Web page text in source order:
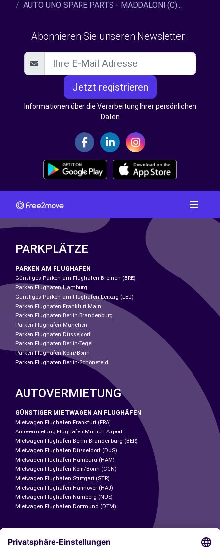
AUTO UNO SPARE PARTS - MADDALONI (C)...
Abonnieren Sie unseren Newsletter :
Jetzt registrieren
Informationen über die Verarbeitung Ihrer persönlichen
Daten
PARKPLÄTZE
PARKEN AM FLUGHAFEN
Günstiges Parken am Flughafen Bremen (BRE)
Parken Flughafen Hamburg
Günstiges Parken am Flughafen Leipzig (LEJ)
Parken Flughafen Frankfurt Main
Parken Flughafen Berlin Brandenburg
Parken Flughafen München
Parken Flughafen Düsseldorf
Parken Flughafen Berlin-Tegel
Parken Flughafen Köln/Bonn
Parken Flughafen Berlin-Schönefeld
AUTOVERMIETUNG
GÜNSTIGER MIETWAGEN AN FLUGHÄFEN
Mietwagen Flughafen Frankfurt (FRA)
Autovermietung Flughafen Munich Airport
Mietwagen Flughafen Berlin Brandenburg (BER)
Mietwagen Flughafen Düsseldorf (DUS)
Mietwagen Flughafen Hamburg (HAM)
Mietwagen Flughafen Köln/Bonn (CGN)
Mietwagen Flughafen Stuttgart (STR)
Mietwagen Flughafen Hannover (HAJ)
Mietwagen Flughafen Nürnberg (NUE)
Mietwagen Flughafen Dortmund (DTM)
CARSHARING